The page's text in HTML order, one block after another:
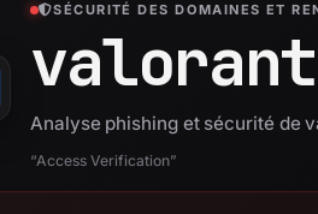
SÉCURITÉ DES DOMAINES ET
Analyse phishing et sécurité de
“Access Verification”